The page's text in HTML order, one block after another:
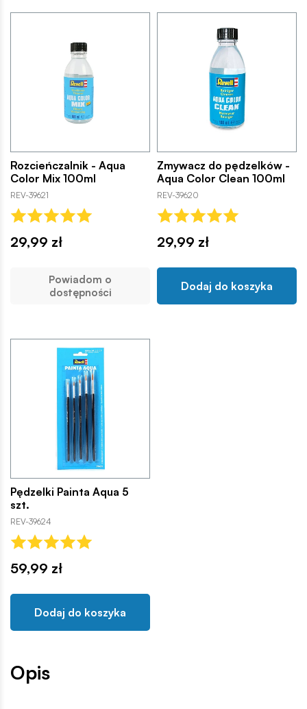
Rozcieńczalnik - Aqua
Color Mix 100ml
REV-39621
29,99 zł
Powiadom o
dostępności
Zmywacz do pędzelków -
Aqua Color Clean 100ml
REV-39620
29,99 zł
Dodaj do koszyka
Pędzelki Painta Aqua 5
szt.
REV-39624
59,99 zł
Dodaj do koszyka
Opis